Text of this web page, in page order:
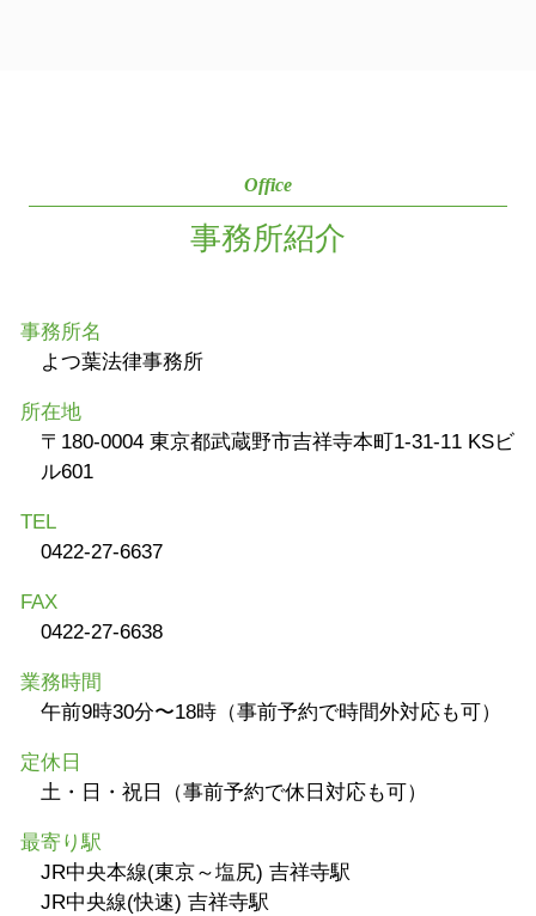
Office
事務所紹介
事務所名
よつ葉法律事務所
所在地
〒180-0004 東京都武蔵野市吉祥寺本町1-31-11 KSビ
ル601
TEL
0422-27-6637
FAX
0422-27-6638
業務時間
午前9時30分〜18時（事前予約で時間外対応も可）
定休日
土・日・祝日（事前予約で休日対応も可）
最寄り駅
JR中央本線(東京～塩尻) 吉祥寺駅
JR中央線(快速) 吉祥寺駅